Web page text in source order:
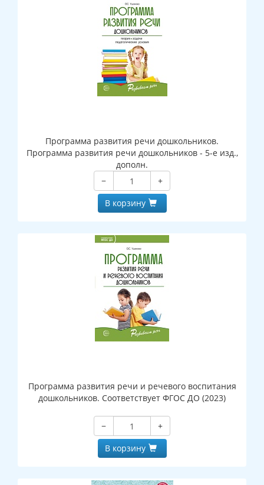
Программа развития речи дошкольников.
Программа развития речи дошкольников - 5-е изд.,
дополн.
−
+
В корзину
Программа развития речи и речевого воспитания
дошкольников. Соответствует ФГОС ДО (2023)
−
+
В корзину